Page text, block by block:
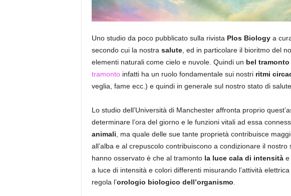
Uno studio da poco pubblicato sulla rivista Plos Biologya
secondo cui la nostra salute, ed in particolare il bioritmo del
elementi naturali come cielo e nuvole. Quindi un bel tramonto
tramontoinfatti ha un ruolo fondamentale sui nostri ritmi
veglia, fame ecc.) e quindi in generale sul nostro stato di salute.
Lo studio dell’Università di Manchester affronta proprio
determinare l’ora del giorno e le funzioni vitali ad essa
animali , ma quale delle sue tante proprietà contribuisce
all’alba e al crepuscolo contribuiscono a condizionare il
hanno osservato è che al tramonto la luce cala di intensitàe
a luce di intensità e colori differenti misurando l’attività
regola l’orologio biologico dell’organismo